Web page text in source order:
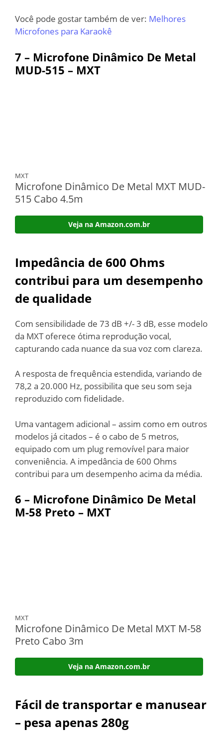
Você pode gostar também de ver: Melhores
Microfones para Karaokê
7 – Microfone Dinâmico De Metal
MUD-515 – MXT
MXT
Microfone Dinâmico De Metal MXT MUD-
515 Cabo 4.5m
Veja na Amazon.com.br
Impedância de 600 Ohms
contribui para um desempenho
de qualidade
Com sensibilidade de 73 dB +/- 3 dB, esse modelo
da MXT oferece ótima reprodução vocal,
capturando cada nuance da sua voz com clareza.
A resposta de frequência estendida, variando de
78,2 a 20.000 Hz, possibilita que seu som seja
reproduzido com fidelidade.
Uma vantagem adicional – assim como em outros
modelos já citados – é o cabo de 5 metros,
equipado com um plug removível para maior
conveniência. A impedância de 600 Ohms
contribui para um desempenho acima da média.
6 – Microfone Dinâmico De Metal
M-58 Preto – MXT
MXT
Microfone Dinâmico De Metal MXT M-58
Preto Cabo 3m
Veja na Amazon.com.br
Fácil de transportar e manusear
– pesa apenas 280g